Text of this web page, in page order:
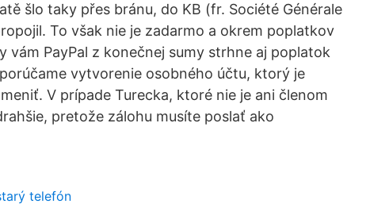
šlo taky přes bránu, do KB (fr. Société Générale
To však nie je zadarmo a okrem poplatkov
vám PayPal z konečnej sumy strhne aj poplatok
vytvorenie osobného účtu, ktorý je
V prípade Turecka, ktoré nie je ani členom
pretože zálohu musíte poslať ako
telefón